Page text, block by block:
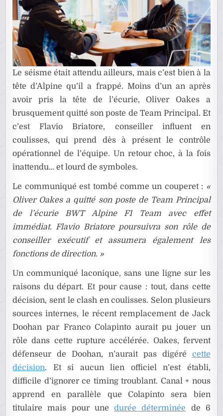
Le séisme était attendu ailleurs, mais c’est bien à la
tête d’Alpine qu’il a frappé. Moins d’un an après
avoir pris la tête de l’écurie, Oliver Oakes a
brusquement quitté son poste de Team Principal. Et
c’est Flavio Briatore, conseiller influent en
coulisses, qui prend dès à présent le contrôle
opérationnel de l’équipe. Un retour choc, à la fois
inattendu… et lourd de symboles.
Le communiqué est tombé comme un couperet : «
Oliver Oakes a quitté son poste de Team Principal
de l’écurie BWT Alpine F1 Team avec effet
immédiat. Flavio Briatore poursuivra son rôle de
conseiller exécutif et assumera également les
fonctions de direction. »
Un communiqué laconique, sans une ligne sur les
raisons du départ. Et pour cause : tout, dans cette
décision, sent le clash en coulisses. Selon plusieurs
sources internes, le récent remplacement de Jack
Doohan par Franco Colapinto aurait pu jouer un
rôle dans cette rupture accélérée. Oakes, fervent
défenseur de Doohan, n’aurait pas digéré cette
décision. Et si aucun lien officiel n’est établi,
difficile d’ignorer ce timing troublant. Canal + nous
apprend en parallèle que Colapinto sera bien
titulaire mais pour unedurée déterminée de 6